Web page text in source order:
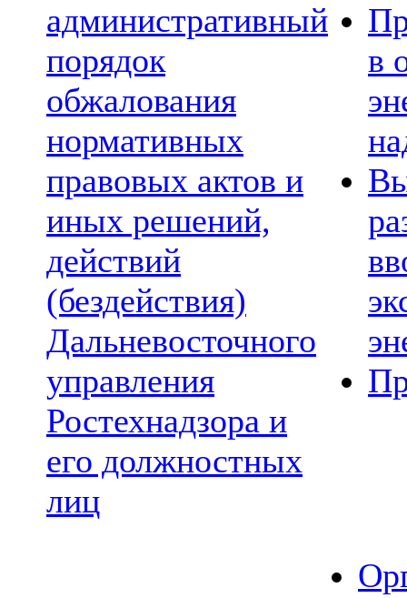
административный
порядок
обжалования
нормативных
правовых актов и
иных решений,
действий
(бездействия)
Дальневосточного
управления
Ростехнадзора и
его должностных
лиц
в